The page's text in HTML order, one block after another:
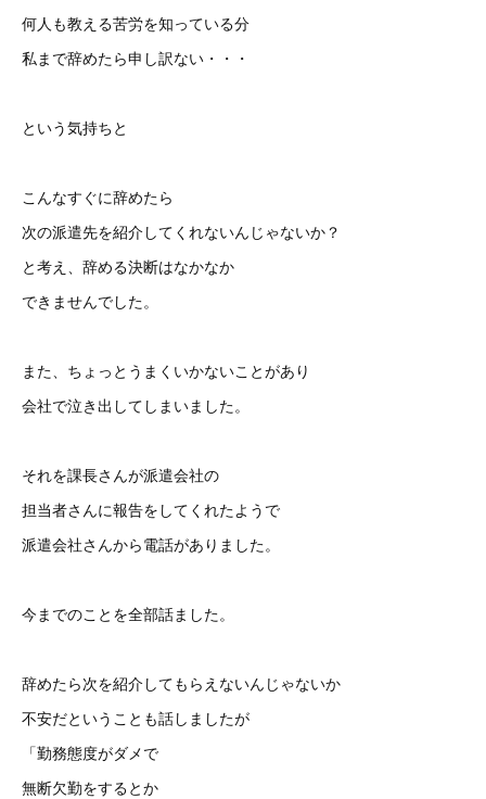
何人も教える苦労を知っている分
私まで辞めたら申し訳ない・・・
という気持ちと
こんなすぐに辞めたら
次の派遣先を紹介してくれないんじゃないか？
と考え、辞める決断はなかなか
できませんでした。
また、ちょっとうまくいかないことがあり
会社で泣き出してしまいました。
それを課長さんが派遣会社の
担当者さんに報告をしてくれたようで
派遣会社さんから電話がありました。
今までのことを全部話ました。
辞めたら次を紹介してもらえないんじゃないか
不安だということも話しましたが
「勤務態度がダメで
無断欠勤をするとか